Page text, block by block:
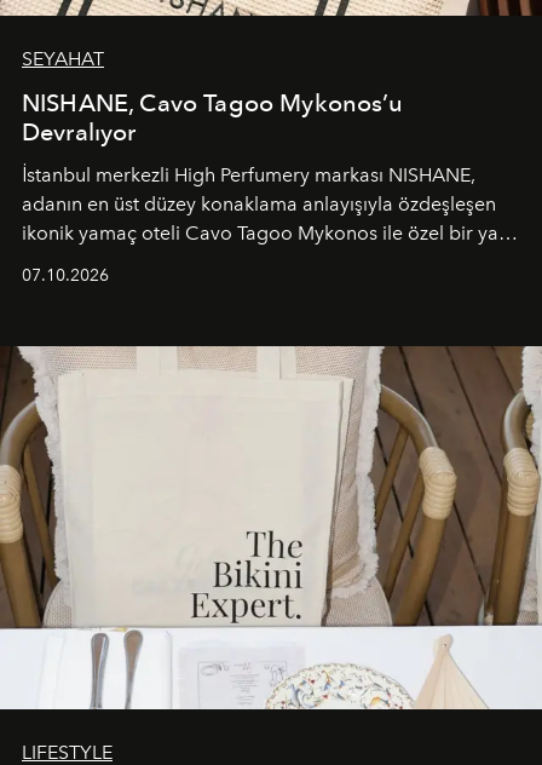
SEYAHAT
NISHANE, Cavo Tagoo Mykonos’u
Devralıyor
İstanbul merkezli High Perfumery markası NISHANE,
adanın en üst düzey konaklama anlayışıyla özdeşleşen
ikonik yamaç oteli Cavo Tagoo Mykonos ile özel bir yaz
buluşturarak markanın Cavo Tagoo’daki varlığını
sürükleyici ve mevsime özel bir deneyime dönüştürüyor.
07.10.2026
LIFESTYLE